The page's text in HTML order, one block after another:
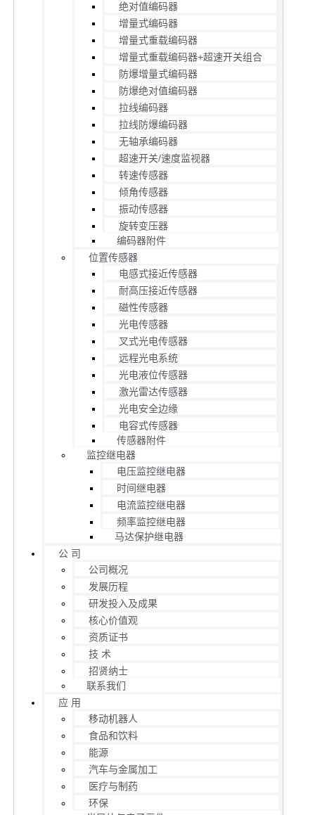
绝对值编码器
增量式编码器
增量式重载编码器
增量式重载编码器+超速开关组合
防爆增量式编码器
防爆绝对值编码器
拉线编码器
拉线防爆编码器
无轴承编码器
超速开关/速度监视器
转速传感器
倾角传感器
振动传感器
旋转变压器
编码器附件
位置传感器
电感式接近传感器
耐高压接近传感器
磁性传感器
光电传感器
叉式光电传感器
远程光电系统
光电液位传感器
激光雷达传感器
光电安全边缘
电容式传感器
传感器附件
监控继电器
电压监控继电器
时间继电器
电流监控继电器
频率监控继电器
马达保护继电器
公 司
公司概况
发展历程
研发投入及成果
核心价值观
资质证书
技 术
招贤纳士
联系我们
应 用
移动机器人
食品和饮料
能源
汽车与金属加工
医疗与制药
环保